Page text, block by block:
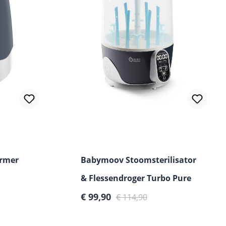
Babymoov Stoomsterilisator
& Flessendroger Turbo Pure
Verkoopprijs:
€ 99,90 Normale prijs:
€ 114,90